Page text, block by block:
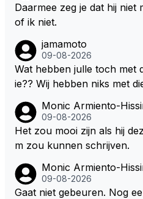
Daarmee zeg je dat hij niet
of ik niet.
jamamoto
09-08-2026
Wat hebben julle toch met
ie?? Wij hebben niks met
Monic Armiento-
09-08-2026
Het zou mooi zijn als hij
m zou kunnen schrijven.
Monic Armiento-
09-08-2026
Gaat niet gebeuren. Nog